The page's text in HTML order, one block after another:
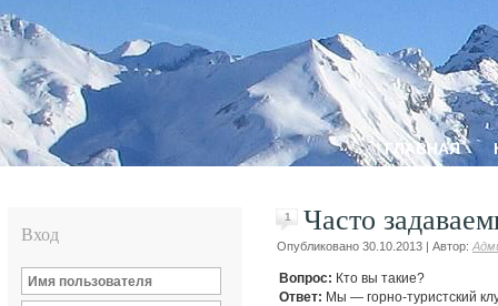
ГЛАВНАЯ
Вход
1 Часто
Опубликовано 30.10.2013 | Автор:
Вопрос: Кто вы такие?
Ответ: Мы — горно-туристский